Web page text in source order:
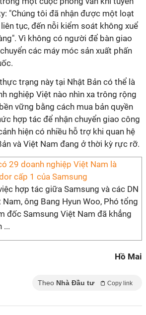
"Chúng tôi đã nhận được một loạt
tục, đến nỗi kiểm soát không xuể
Vì không có người để bàn giao
các máy móc sản xuất phấn
trạng này tại Nhật Bản có thể là
nghiệp Việt nào nhìn xa trông rộng
vững bằng cách mua bản quyền
hợp tác để nhận chuyển giao công
hiện có nhiều hỗ trợ khi quan hệ
và Việt Nam đang ở thời kỳ rực rỡ.
29 doanh nghiệp Việt Nam là
cấp 1 của Samsung
hợp tác giữa Samsung và các DN
Nam, ông Bang Hyun Woo, Phó tổng
đốc Samsung Việt Nam đã khẳng
...
Hồ Mai
Theo Nhà Đầu tư Copy link